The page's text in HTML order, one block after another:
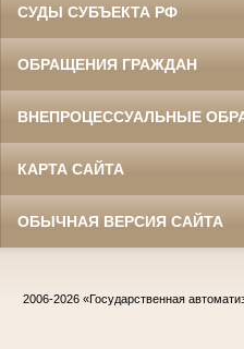
СУДЫ СУБЪЕКТА РФ
ОБРАЩЕНИЯ ГРАЖДАН
ВНЕПРОЦЕССУАЛЬНЫЕ
КАРТА САЙТА
ОБЫЧНАЯ ВЕРСИЯ САЙТА
2006-2026 «Государственная